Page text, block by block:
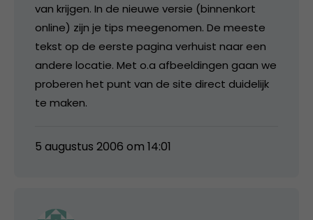
van krijgen. In de nieuwe versie (binnenkort
online) zijn je tips meegenomen. De meeste
tekst op de eerste pagina verhuist naar een
andere locatie. Met o.a afbeeldingen gaan we
proberen het punt van de site direct duidelijk
te maken.
5 augustus 2006 om 14:01